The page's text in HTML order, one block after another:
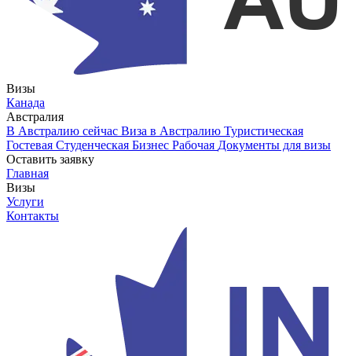
Визы
Канада
Австралия
В Австралию сейчас Виза в Австралию Туристическая
Гостевая Студенческая Бизнес Рабочая Документы для визы
Оставить заявку
Главная
Визы
Услуги
Контакты